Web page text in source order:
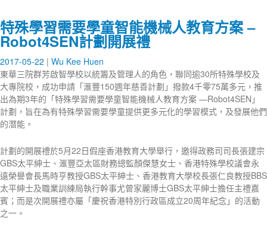
特殊學習需要學童智能機械人教育方案 –
Robot4SEN計劃開展禮
2017-05-22
Wu Kee Huen
東華三院群芳啟智學校以統籌及管理人的角色，聯同逾30所特殊學校及
大專院校，成功申請「滙豐150週年慈善計劃」撥款4千零75萬多元，推
出為期3年的「特殊學習需要學童智能機械人教育方案 —Robot4SEN」
計劃，旨在為有特殊學習需要學童提供更多元化的學習模式，及發展他們
的潛能。
計劃的開展禮於5月22日假座香港教育大學舉行，邀得政務司司長張建宗
GBS太平紳士、滙豐亞太區財務總監顏傑慧女士、香港特殊學校議會永
遠榮譽會長馬時亨教授GBS太平紳士、香港教育大學校長張仁良教授BBS
太平紳士及職業訓練局執行幹事尤曾家麗博士GBS太平紳士擔任主禮嘉
賓；而是次開展禮亦屬「慶祝香港特別行政區成立20周年紀念」的活動
之一。